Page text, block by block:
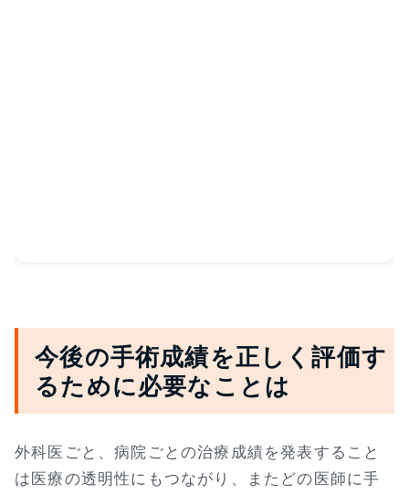
今後の手術成績を正しく評価す
るために必要なことは
外科医ごと、病院ごとの治療成績を発表すること
は医療の透明性にもつながり、またどの医師に手